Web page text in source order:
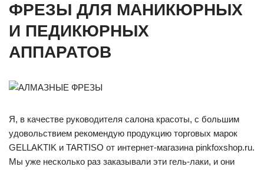
ФРЕЗЫ ДЛЯ МАНИКЮРНЫХ
И ПЕДИКЮРНЫХ
АППАРАТОВ
Я, в качестве руководителя салона красоты, с большим
удовольствием рекомендую продукцию торговых марок
GELLAKTIK и TARTISO от интернет-магазина pinkfoxshop.ru.
Мы уже несколько раз заказывали эти гель-лаки, и они